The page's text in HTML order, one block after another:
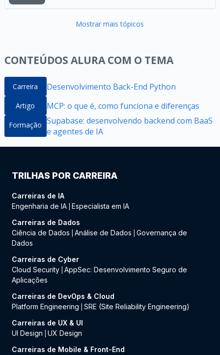
Mostrar mais tópicos
CONTEÚDOS ALURA COM O TEMA
Carreira Desenvolvimento Back-End Python
Artigo MCP: o que é, como funciona e diferenças
Formação Supabase: desenvolvendo backend com BaaS
e agentes de IA
TRILHAS POR CARREIRA
Carreiras de IA
Engenharia de IA Especialista em IA
Carreiras de Dados
Ciência de Dados
Análise de Dados
Governança de
Dados
Carreiras de Cyber
Cloud Security AppSec: Desenvolvimento Seguro de
Aplicações
Carreiras de DevOps & Cloud
Platform Engineering
SRE (Site Reliability Engineering)
Carreiras de UX & UI
UI Design
UX Design
Carreiras de Mobile & Front-End